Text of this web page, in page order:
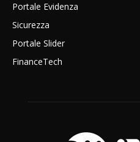
Portale Evidenza
Sicurezza
Portale Slider
FinanceTech